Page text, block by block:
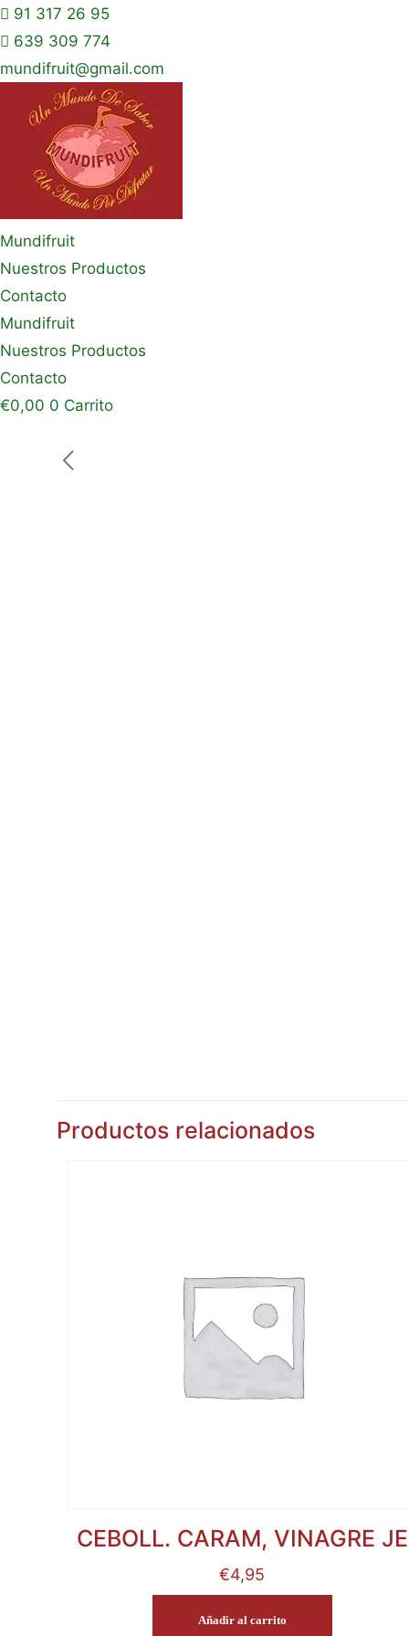
91 317 26 95
639 309 774
mundifruit@gmail.com
Mundifruit
Nuestros Productos
Contacto
Mundifruit
Nuestros Productos
Contacto
€0,00 0 Carrito
Productos relacionados
CEBOLL. CARAM, VINAGRE JE
€4,95
Añadir al carrito